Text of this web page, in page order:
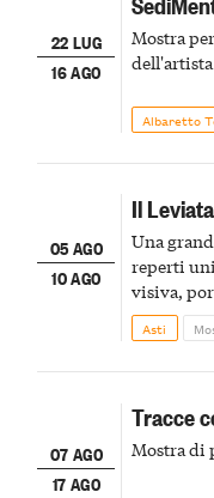
22 LUG
16 AGO
Mostra
Albaretto
05 AGO
10 AGO
Il
Una
reperti
visiva,
della
Asti
07 AGO
17 AGO
Tracce
Mostra di